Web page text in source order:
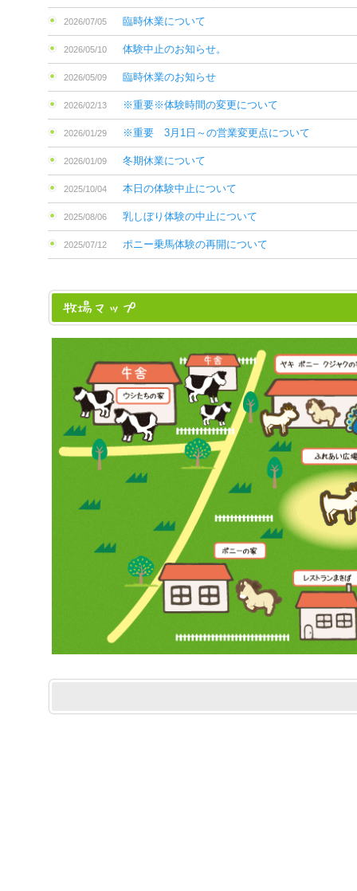
2026/07/05 臨時休業について
2026/05/10 体験中止のお知らせ。
2026/05/09 臨時休業のお知らせ
2026/02/13 ※重要※体験時間の変更について
2026/01/29 ※重要 3月1日～の営業変更点について
2026/01/09 冬期休業について
2025/10/04 本日の体験中止について
2025/08/06 乳しぼり体験の中止について
2025/07/12 ポニー乗馬体験の再開について